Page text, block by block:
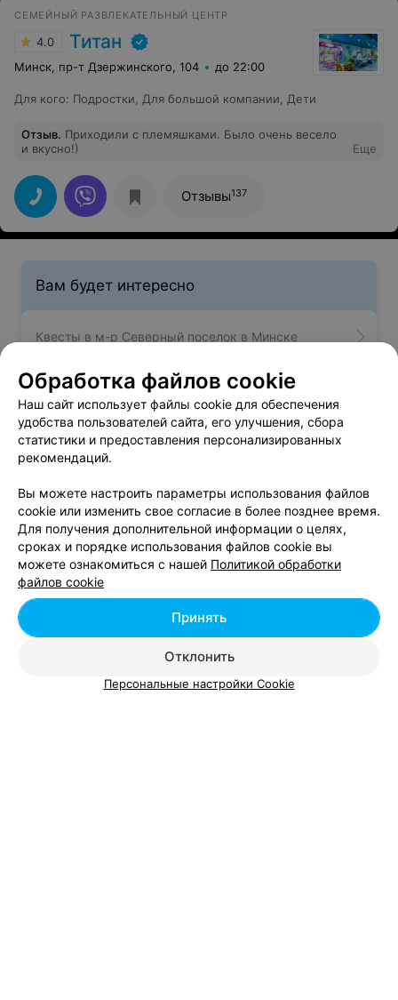
СЕМЕЙНЫЙ РАЗВЛЕКАТЕЛЬНЫЙ ЦЕНТР
4.0 Титан
Минск, пр-т Дзержинского, 104 до 22:00
Для кого: Подростки, Для большой компании, Дети
Отзыв. Приходили с племяшками. Было очень весело
и вкусно!)
Еще
Отзывы137
Вам будет интересно
Квесты в м-р Северный поселок в Минске
Квесты в м-р Серебрянка в Минске
Квесты в м-р Уручье в Минске
Добавить компанию
Обработка файлов cookie
Наш сайт использует файлы cookie для обеспечения
удобства пользователей сайта, его улучшения, сбора
статистики и предоставления персонализированных
рекомендаций.
Вы можете настроить параметры использования файлов
cookie или изменить свое согласие в более позднее время.
Для получения дополнительной информации о целях,
сроках и порядке использования файлов cookie вы
можете ознакомиться с нашей Политикой обработки
файлов cookie
Отклонить
Принять
Персональные настройки Cookie